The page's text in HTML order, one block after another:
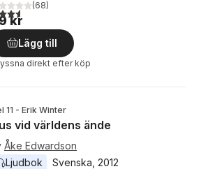
utav 5 stjärnor. Totalt antal röster:
(68)
kr
Lägg till
direkt efter köp
11 - Erik Winter
vid världens ände
Åke Edwardson
Ljudbok
Svenska 2012